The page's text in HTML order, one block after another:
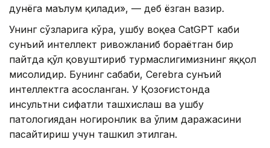
дунёга маълум қилади», — деб ёзган вазир.
Унинг сўзларига кўра, ушбу воқеа CatGPT каби
сунъий интеллект ривожланиб бораётган бир
пайтда қўл қовуштириб турмаслигимизнинг яққол
мисолидир. Бунинг сабаби, Cerebra сунъий
интеллектга асосланган. У Қозоғистонда
инсультни сифатли ташхислаш ва ушбу
патологиядан ногиронлик ва ўлим даражасини
пасайтириш учун ташкил этилган.